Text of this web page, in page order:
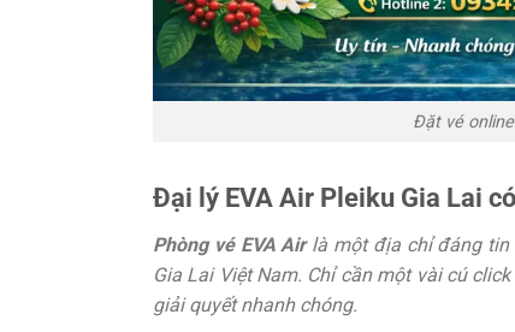
Đặt vé
Đại lý EVA Air Pleiku Gia Lai
Phòng vé EVA Air là một địa chỉ đáng tin
Gia Lai Việt Nam. Chỉ cần một vài cú
giải quyết nhanh chóng.